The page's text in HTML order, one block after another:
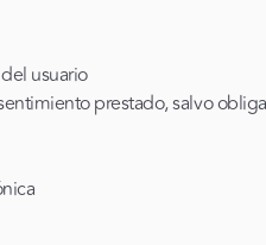
usuario
prestado, salvo